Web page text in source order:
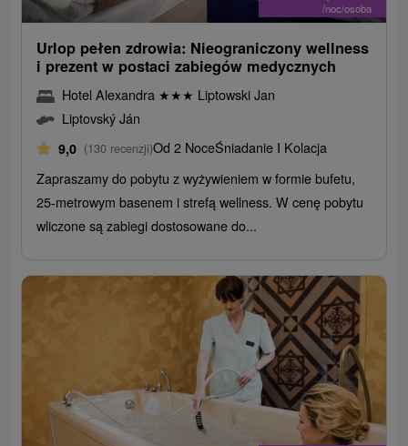
/noc/osoba
Urlop pełen zdrowia: Nieograniczony wellness
i prezent w postaci zabiegów medycznych
Hotel Alexandra ★★★ Liptowski Jan
Liptovský Ján
9,0 (130 recenzji)Od 2 NoceŚniadanie I Kolacja
Zapraszamy do pobytu z wyżywieniem w formie bufetu,
25-metrowym basenem i strefą wellness. W cenę pobytu
wliczone są zabiegi dostosowane do...